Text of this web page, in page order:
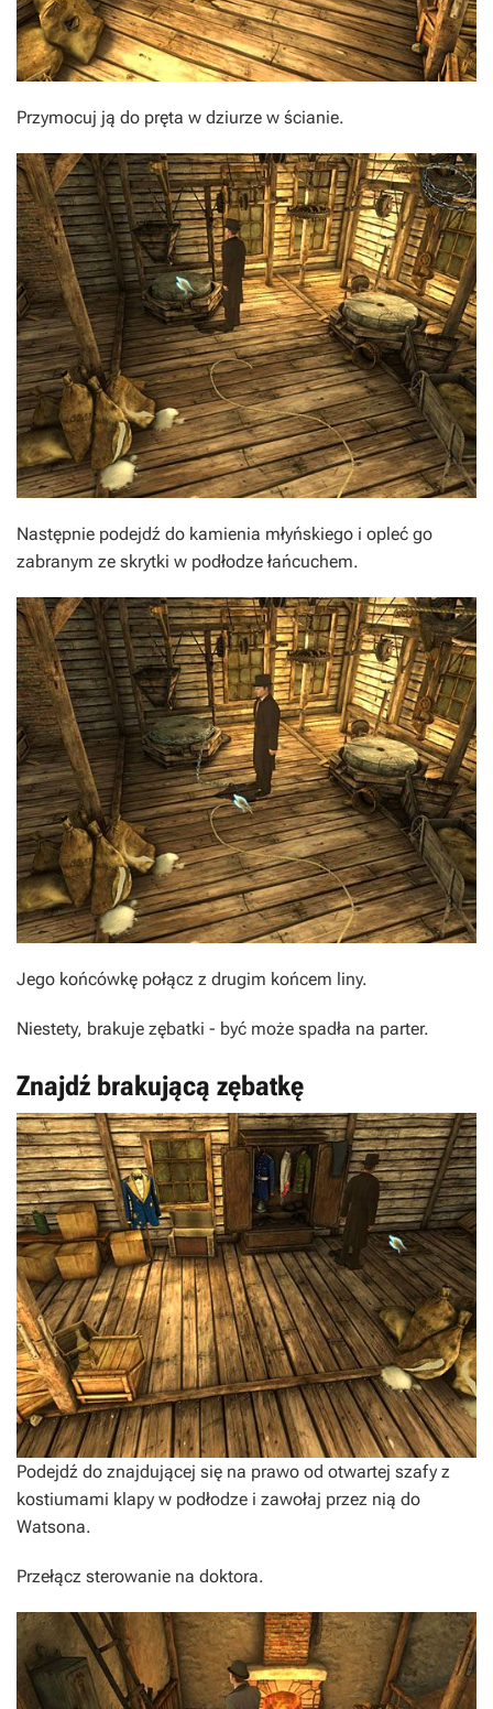
Przymocuj ją do pręta w dziurze w ścianie.
Następnie podejdź do kamienia młyńskiego i opleć go
zabranym ze skrytki w podłodze łańcuchem.
Jego końcówkę połącz z drugim końcem liny.
Niestety, brakuje zębatki - być może spadła na parter.
Znajdź brakującą zębatkę
Podejdź do znajdującej się na prawo od otwartej szafy z
kostiumami klapy w podłodze i zawołaj przez nią do
Watsona.
Przełącz sterowanie na doktora.